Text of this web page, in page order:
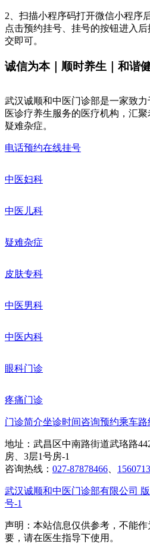
2、扫描小程序码打开微信小程序
点击预约挂号、挂号的按钮进入
交即可。
诚信为本｜顺时养生｜和谐
武汉诚顺和中医门诊部是一家致
医诊疗养生服务的医疗机构，汇
疑难杂症。
电话预约在线挂号
中医妇科
中医儿科
疑难杂症
皮肤专科
中医男科
中医内科
眼科门诊
疼痛门诊
门诊简介坐诊时间咨询预约乘车路
地址：武昌区中南路街道武珞路
房、3层1号房-1
咨询热线： 027-87878466
武汉诚顺和中医门诊部有限公司
号-1
声明：本站信息仅供参考，不能
要，请在医生指导下使用。